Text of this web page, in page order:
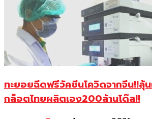
ทะยอยฉีดฟรีวัคซีนโควิดจากจีน!!ลุ้
กล็อตไทยผลิตเอง200ล้านโด๊ส!!